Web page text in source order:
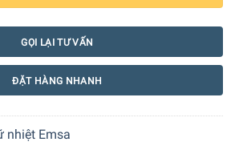
GỌI LẠI TƯ VẤN
ĐẶT HÀNG NHANH
nhiệt Emsa